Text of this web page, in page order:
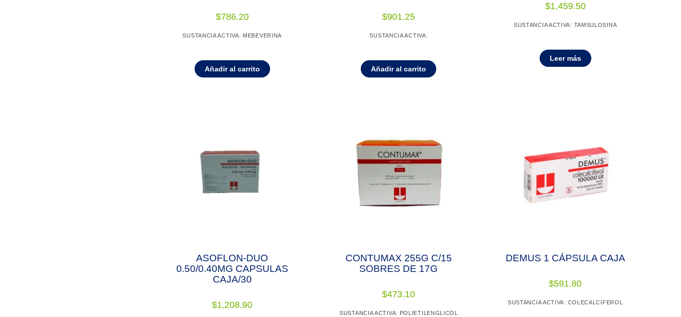
$786.20
SUSTANCIA ACTIVA: MEBEVERINA
Añadir al carrito
$901.25
SUSTANCIA ACTIVA:
Añadir al carrito
$1,459.50
SUSTANCIA ACTIVA: TAMSULOSINA
Leer más
ASOFLON-DUO
0.50/0.40MG CAPSULAS
CAJA/30
$1,208.90
CONTUMAX 255G C/15
SOBRES DE 17G
$473.10
SUSTANCIA ACTIVA: POLIETILENGLICOL
DEMUS 1 CÁPSULA CAJA
$591.80
SUSTANCIA ACTIVA: COLECALCIFEROL